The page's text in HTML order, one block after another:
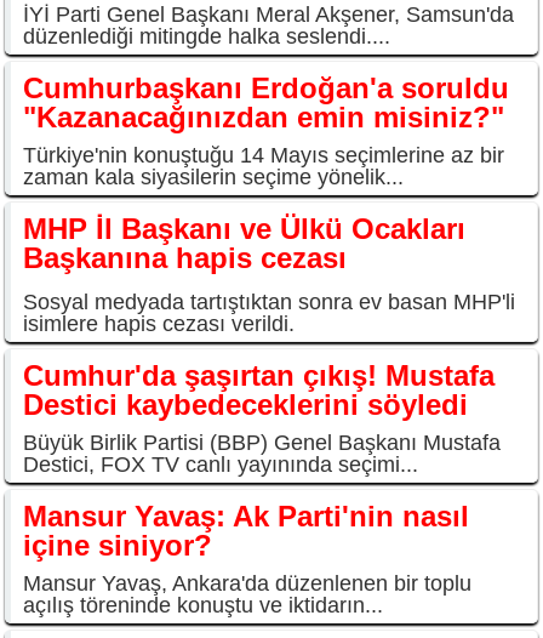
İYİ Parti Genel Başkanı Meral Akşener, Samsun'da
düzenlediği mitingde halka seslendi....
Cumhurbaşkanı Erdoğan'a soruldu
"Kazanacağınızdan emin misiniz?"
Türkiye'nin konuştuğu 14 Mayıs seçimlerine az bir
zaman kala siyasilerin seçime yönelik...
MHP İl Başkanı ve Ülkü Ocakları
Başkanına hapis cezası
Sosyal medyada tartıştıktan sonra ev basan MHP'li
isimlere hapis cezası verildi.
Cumhur'da şaşırtan çıkış! Mustafa
Destici kaybedeceklerini söyledi
Büyük Birlik Partisi (BBP) Genel Başkanı Mustafa
Destici, FOX TV canlı yayınında seçimi...
Mansur Yavaş: Ak Parti'nin nasıl
içine siniyor?
Mansur Yavaş, Ankara'da düzenlenen bir toplu
açılış töreninde konuştu ve iktidarın...